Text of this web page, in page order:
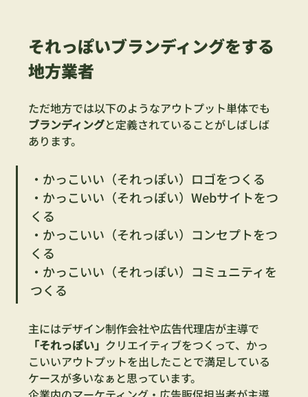
それっぽいブランディングをする
地方業者
ただ地方では以下のようなアウトプット単体でも
ブランディングと定義されていることがしばしば
あります。
・かっこいい（それっぽい）ロゴをつくる
・かっこいい（それっぽい）Webサイトをつ
くる
・かっこいい（それっぽい）コンセプトをつ
くる
・かっこいい（それっぽい）コミュニティを
つくる
主にはデザイン制作会社や広告代理店が主導で
「それっぽい」 クリエイティブをつくって、かっ
こいいアウトプットを出したことで満足している
ケースが多いなぁと思っています。